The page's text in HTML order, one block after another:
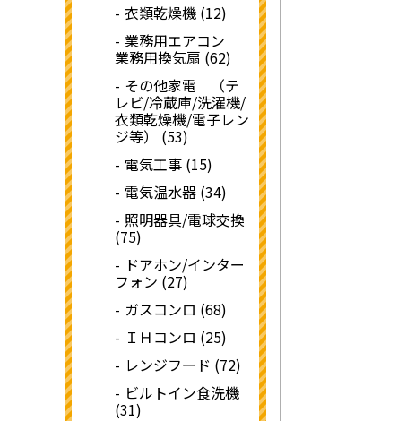
衣類乾燥機 (12)
業務用エアコン
業務用換気扇 (62)
その他家電 （テ
レビ/冷蔵庫/洗濯機/
衣類乾燥機/電子レン
ジ等） (53)
電気工事 (15)
電気温水器 (34)
照明器具/電球交換
(75)
ドアホン/インター
フォン (27)
ガスコンロ (68)
ＩＨコンロ (25)
レンジフード (72)
ビルトイン食洗機
(31)